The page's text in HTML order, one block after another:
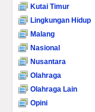
Kutai Timur
Lingkungan Hidup
Malang
Nasional
Nusantara
Olahraga
Olahraga Lain
Opini